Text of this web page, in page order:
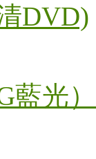
DVD)
光）